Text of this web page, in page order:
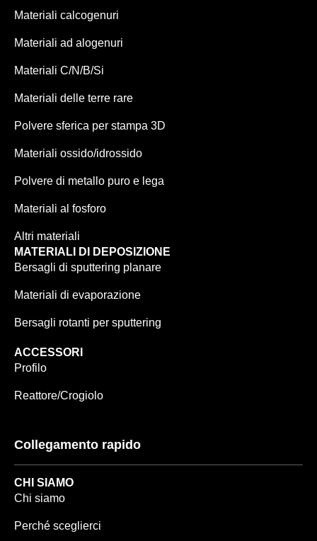
Materiali calcogenuri
Materiali ad alogenuri
Materiali C/N/B/Si
Materiali delle terre rare
Polvere sferica per stampa 3D
Materiali ossido/idrossido
Polvere di metallo puro e lega
Materiali al fosforo
Altri materiali
MATERIALI DI DEPOSIZIONE
Bersagli di sputtering planare
Materiali di evaporazione
Bersagli rotanti per sputtering
ACCESSORI
Profilo
Reattore/Crogiolo
Collegamento rapido
CHI SIAMO
Chi siamo
Perché sceglierci